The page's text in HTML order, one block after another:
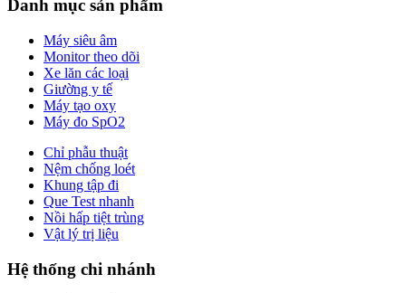
Danh mục sản phẩm
Máy siêu âm
Monitor theo dõi
Xe lăn các loại
Giường y tế
Máy tạo oxy
Máy đo SpO2
Chỉ phẫu thuật
Nệm chống loét
Khung tập đi
Que Test nhanh
Nồi hấp tiệt trùng
Vật lý trị liệu
Hệ thống chi nhánh